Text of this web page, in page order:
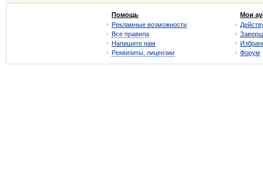
Помощь
Рекламные возможности
Все правила
Напишите нам
Реквизиты, лицензии
Мои
Форум